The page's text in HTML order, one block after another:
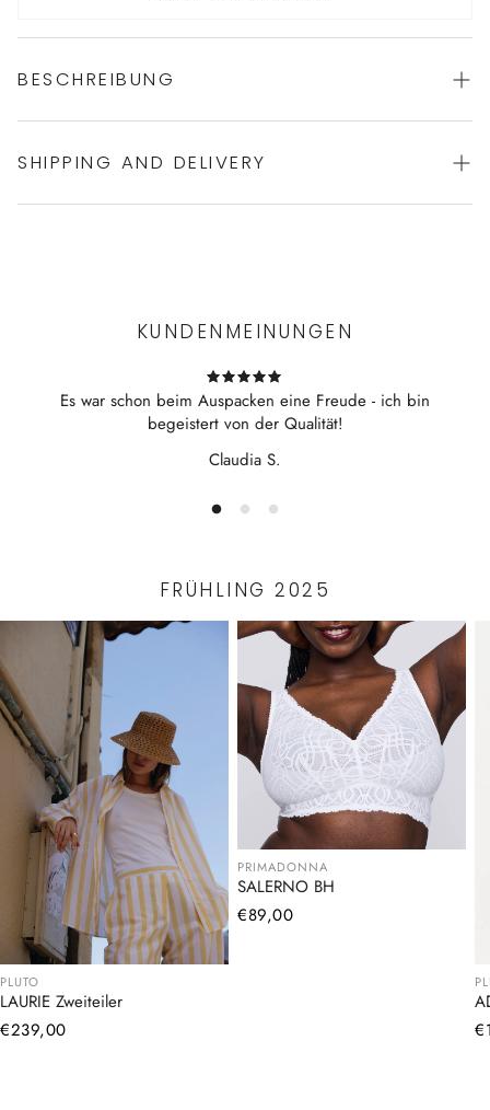
BESCHREIBUNG
SHIPPING AND DELIVERY
KUNDENMEINUNGEN
Es war schon beim Auspacken eine Freude - ich bin
begeistert von der Qualität!
Claudia S.
FRÜHLING 2025
PLUTO
LAURIE Zweiteiler
Normaler
€239,00
PRIMADONNA
SALERNO BH
Normaler
€89,00